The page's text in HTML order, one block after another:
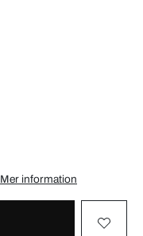
Mer information